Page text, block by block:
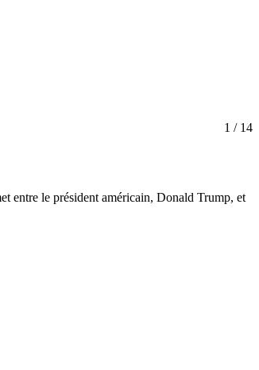
1 / 14
entre le président américain, Donald Trump, et